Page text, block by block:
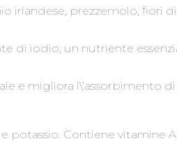
irlandese, prezzemolo, fiori
di iodio, un nutriente
e migliora l\’assorbimento di
potassio. Contiene vitamine